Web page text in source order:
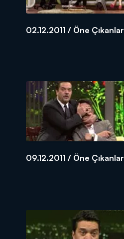
02.12.2011 / Öne Çıkanlar
09.12.2011 / Öne Çıkanlar